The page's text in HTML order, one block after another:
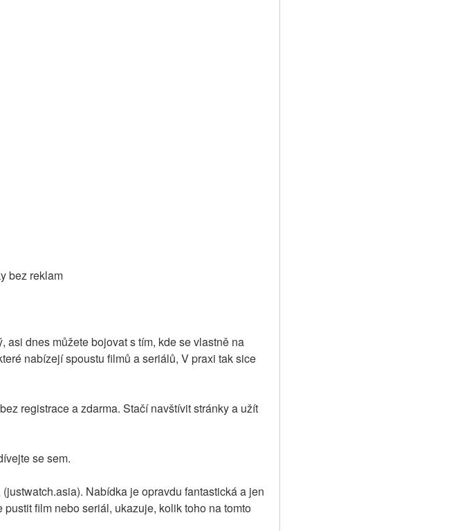
bez reklam
asi dnes můžete bojovat s tím, kde se vlastně na
nabízejí spoustu filmů a seriálů, V praxi tak sice
registrace a zdarma. Stačí navštívit stránky a užít
se sem.
Nabídka je opravdu fantastická a jen
film nebo seriál, ukazuje, kolik toho na tomto